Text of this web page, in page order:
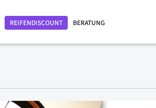
REIFENDISCOUNT BERATUNG